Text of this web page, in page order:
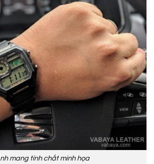
mang tính chất minh họa